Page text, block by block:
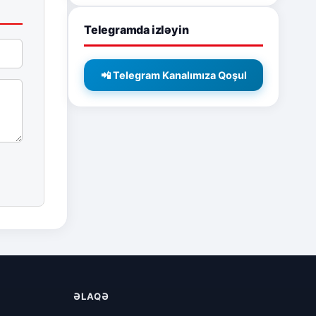
Telegramda izləyin
📲 Telegram Kanalımıza Qoşul
ƏLAQƏ